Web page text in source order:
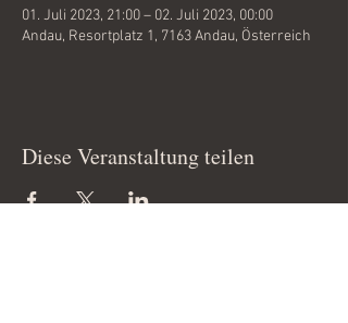
01. Juli 2023, 21:00 – 02. Juli 2023, 00:00
Andau, Resortplatz 1, 7163 Andau, Österreich
Diese Veranstaltung teilen